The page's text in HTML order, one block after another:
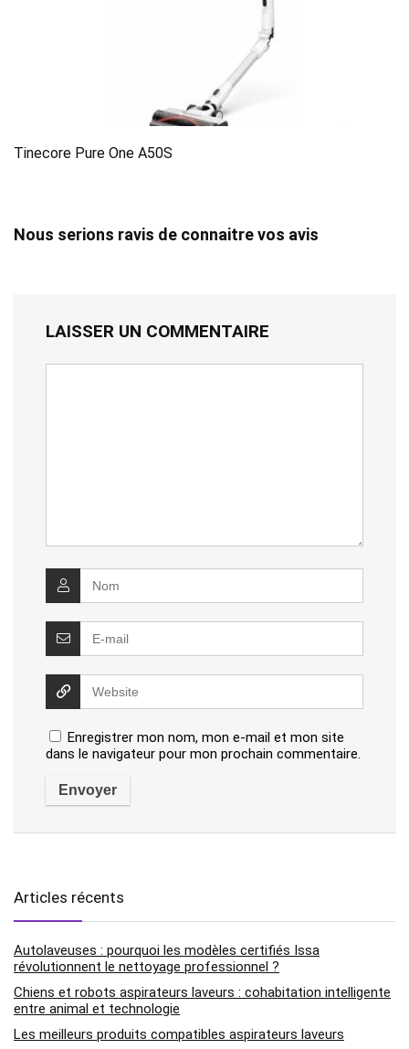
Tinecore Pure One A50S
Nous serions ravis de connaitre vos avis
LAISSER UN COMMENTAIRE
Enregistrer mon nom, mon e-mail et mon site
dans le navigateur pour mon prochain commentaire.
Articles récents
Autolaveuses : pourquoi les modèles certifiés Issa
révolutionnent le nettoyage professionnel ?
Chiens et robots aspirateurs laveurs : cohabitation intelligente
entre animal et technologie
Les meilleurs produits compatibles aspirateurs laveurs